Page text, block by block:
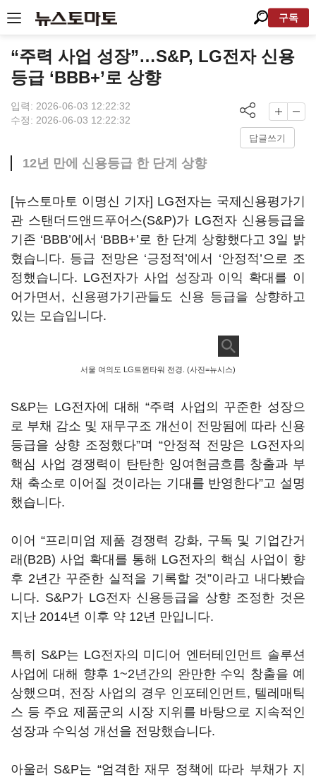
구독
“주력 사업 성장”…S&P, LG전자 신용
등급 ‘BBB+’로 상향
입력: 2026-06-03 12:22:32
수정: 2026-06-03 12:22:32
답글쓰기
12년 만에 신용등급 한 단계 상향
[뉴스토마토 이명신 기자] LG전자는 국제신용평가기
관 스탠더드앤드푸어스(S&P)가 LG전자 신용등급을
기존 ‘BBB’에서 ‘BBB+’로 한 단계 상향했다고 3일 밝
혔습니다. 등급 전망은 ‘긍정적’에서 ‘안정적’으로 조
정했습니다. LG전자가 사업 성장과 이익 확대를 이
어가면서, 신용평가기관들도 신용 등급을 상향하고
있는 모습입니다.
서울 여의도 LG트윈타워 전경. (사진=뉴시스)
S&P는 LG전자에 대해 “주력 사업의 꾸준한 성장으
로 부채 감소 및 재무구조 개선이 전망됨에 따라 신용
등급을 상향 조정했다”며 “안정적 전망은 LG전자의
핵심 사업 경쟁력이 탄탄한 잉여현금흐름 창출과 부
채 축소로 이어질 것이라는 기대를 반영한다”고 설명
했습니다.
이어 “프리미엄 제품 경쟁력 강화, 구독 및 기업간거
래(B2B) 사업 확대를 통해 LG전자의 핵심 사업이 향
후 2년간 꾸준한 실적을 기록할 것”이라고 내다봤습
니다. S&P가 LG전자 신용등급을 상향 조정한 것은
지난 2014년 이후 약 12년 만입니다.
특히 S&P는 LG전자의 미디어 엔터테인먼트 솔루션
사업에 대해 향후 1~2년간의 완만한 수익 창출을 예
상했으며, 전장 사업의 경우 인포테인먼트, 텔레매틱
스 등 주요 제품군의 시장 지위를 바탕으로 지속적인
성장과 수익성 개선을 전망했습니다.
아울러 S&P는 “엄격한 재무 정책에 따라 부채가 지